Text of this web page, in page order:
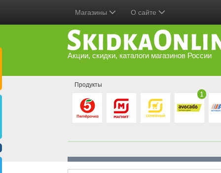
Магазины О сайте
Акции, скидки, каталоги магазинов России
Продукты
1